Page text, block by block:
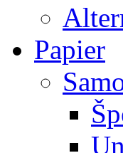
Papier